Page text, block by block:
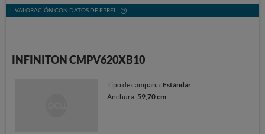
VALORACIÓN CON DATOS DE EPREL
INFINITON CMPV620XB10
Tipo de campana: Estándar
Anchura: 59,70 cm